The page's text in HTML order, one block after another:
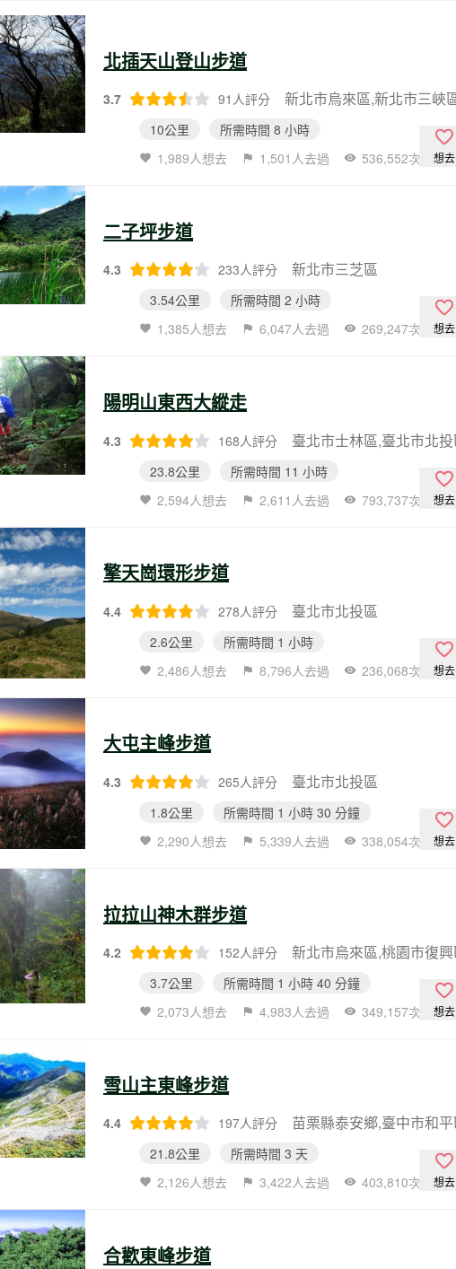
北插天山登山步道
3.7 91人評分
10公里
所需時間 8 小時
1,989人想去
1,501人去過 536,552次點閱想去
二子坪步道
4.3 233人評分 新北市三芝區
3.54公里
所需時間 2 小時
1,385人想去
6,047人去過 269,247次點閱想去
陽明山東西大縱走
4.3 168人評分
23.8公里
所需時間 11 小時
2,594人想去
2,611人去過 793,737次點閱想去
擎天崗環形步道
4.4 278人評分 臺北市北投區
2.6公里
所需時間 1 小時
2,486人想去
8,796人去過 236,068次點閱想去
大屯主峰步道
4.3 265人評分 臺北市北投區
1.8公里
所需時間 1 小時 30 分鐘
2,290人想去
5,339人去過 338,054次點閱想去
拉拉山神木群步道
4.2 152人評分 新北市烏來區,桃園市復
3.7公里
所需時間 1 小時 40 分鐘
2,073人想去
4,983人去過 349,157次點閱想去
雪山主東峰步道
4.4 197人評分 苗栗縣泰安鄉,臺中市和
21.8公里
所需時間 3 天
2,126人想去
3,422人去過 403,810次點閱想去
合歡東峰步道